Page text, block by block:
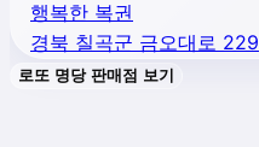
행복한 복권
경북 칠곡군 금오대로 229
로또 명당 판매점 보기